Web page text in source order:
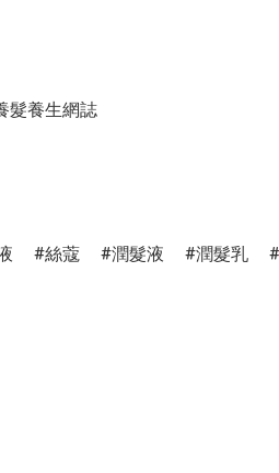
髮養生網誌
絲蔻 潤髮液 潤髮乳